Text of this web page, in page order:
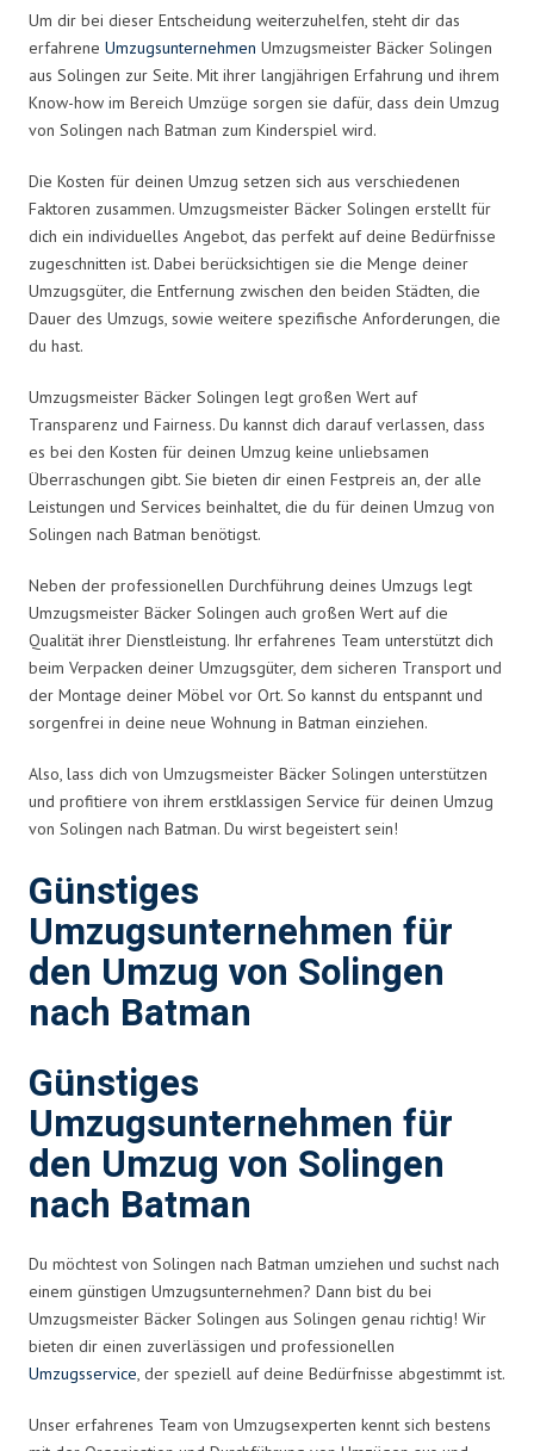
Um dir bei dieser Entscheidung weiterzuhelfen, steht dir das
erfahrene Umzugsunternehmen Umzugsmeister Bäcker Solingen
aus Solingen zur Seite. Mit ihrer langjährigen Erfahrung und ihrem
Know-how im Bereich Umzüge sorgen sie dafür, dass dein Umzug
von Solingen nach Batman zum Kinderspiel wird.
Die Kosten für deinen Umzug setzen sich aus verschiedenen
Faktoren zusammen. Umzugsmeister Bäcker Solingen erstellt für
dich ein individuelles Angebot, das perfekt auf deine Bedürfnisse
zugeschnitten ist. Dabei berücksichtigen sie die Menge deiner
Umzugsgüter, die Entfernung zwischen den beiden Städten, die
Dauer des Umzugs, sowie weitere spezifische Anforderungen, die
du hast.
Umzugsmeister Bäcker Solingen legt großen Wert auf
Transparenz und Fairness. Du kannst dich darauf verlassen, dass
es bei den Kosten für deinen Umzug keine unliebsamen
Überraschungen gibt. Sie bieten dir einen Festpreis an, der alle
Leistungen und Services beinhaltet, die du für deinen Umzug von
Solingen nach Batman benötigst.
Neben der professionellen Durchführung deines Umzugs legt
Umzugsmeister Bäcker Solingen auch großen Wert auf die
Qualität ihrer Dienstleistung. Ihr erfahrenes Team unterstützt dich
beim Verpacken deiner Umzugsgüter, dem sicheren Transport und
der Montage deiner Möbel vor Ort. So kannst du entspannt und
sorgenfrei in deine neue Wohnung in Batman einziehen.
Also, lass dich von Umzugsmeister Bäcker Solingen unterstützen
und profitiere von ihrem erstklassigen Service für deinen Umzug
von Solingen nach Batman. Du wirst begeistert sein!
Günstiges
Umzugsunternehmen für
den Umzug von Solingen
nach Batman
Günstiges
Umzugsunternehmen für
den Umzug von Solingen
nach Batman
Du möchtest von Solingen nach Batman umziehen und suchst nach
einem günstigen Umzugsunternehmen? Dann bist du bei
Umzugsmeister Bäcker Solingen aus Solingen genau richtig! Wir
bieten dir einen zuverlässigen und professionellen
Umzugsservice, der speziell auf deine Bedürfnisse abgestimmt ist.
Unser erfahrenes Team von Umzugsexperten kennt sich bestens